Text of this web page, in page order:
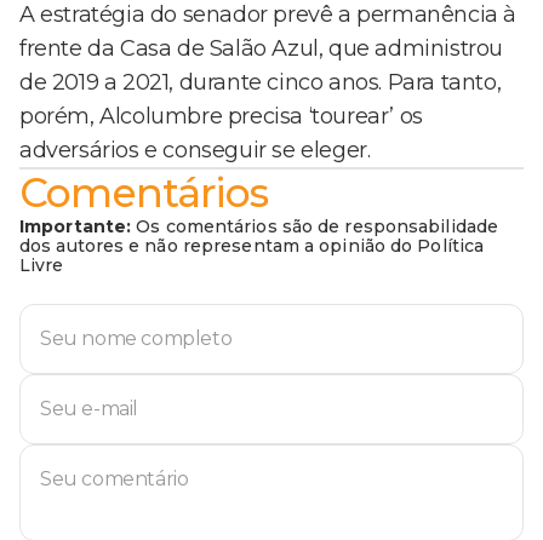
A estratégia do senador prevê a permanência à
frente da Casa de Salão Azul, que administrou
de 2019 a 2021, durante cinco anos. Para tanto,
porém, Alcolumbre precisa ‘tourear’ os
adversários e conseguir se eleger.
Comentários
Importante: Os comentários são de responsabilidade
dos autores e não representam a opinião do Política
Livre